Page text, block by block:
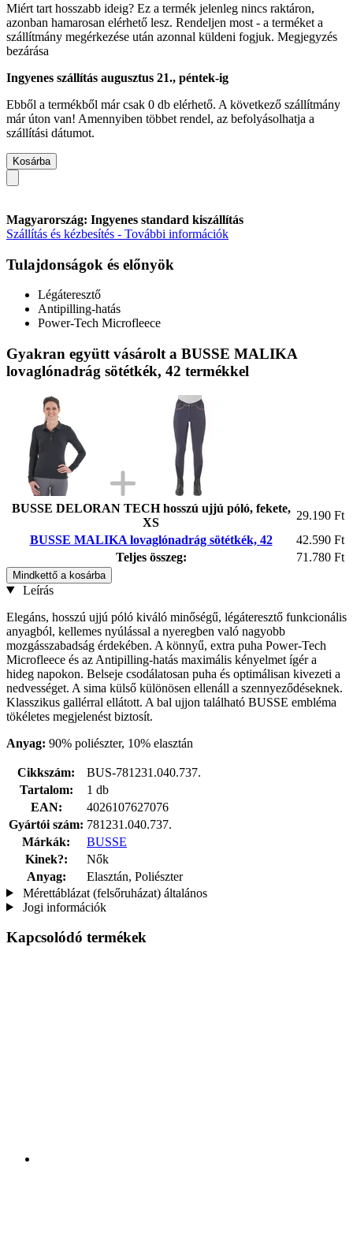
Miért tart hosszabb ideig? Ez a termék jelenleg nincs raktáron,
azonban hamarosan elérhető lesz. Rendeljen most - a terméket a
szállítmány megérkezése után azonnal küldeni fogjuk. Megjegyzés
bezárása
Ingyenes szállítás augusztus 21., péntek-ig
Ebből a termékből már csak 0 db elérhető. A következő szállítmány
már úton van! Amennyiben többet rendel, az befolyásolhatja a
szállítási dátumot.
Kosárba
Magyarország: Ingyenes standard kiszállítás
Szállítás és kézbesítés - További információk
Tulajdonságok és előnyök
Légáteresztő
Antipilling-hatás
Power-Tech Microfleece
Gyakran együtt vásárolt a BUSSE MALIKA
lovaglónadrág sötétkék, 42 termékkel
BUSSE DELORAN TECH hosszú ujjú póló, fekete,
XS
29.190 Ft
BUSSE MALIKA lovaglónadrág sötétkék, 42
42.590 Ft
Teljes összeg:
71.780 Ft
Mindkettő a kosárba
Leírás
Elegáns, hosszú ujjú póló kiváló minőségű, légáteresztő funkcionális
anyagból, kellemes nyúlással a nyeregben való nagyobb
mozgásszabadság érdekében. A könnyű, extra puha Power-Tech
Microfleece és az Antipilling-hatás maximális kényelmet ígér a
hideg napokon. Belseje csodálatosan puha és optimálisan kivezeti a
nedvességet. A sima külső különösen ellenáll a szennyeződéseknek.
Klasszikus gallérral ellátott. A bal ujjon található BUSSE embléma
tökéletes megjelenést biztosít.
Anyag: 90% poliészter, 10% elasztán
Cikkszám:
BUS-781231.040.737.
Tartalom:
1 db
EAN:
4026107627076
Gyártói szám: 781231.040.737.
Márkák:
BUSSE
Kinek?:
Nők
Anyag:
Elasztán, Poliészter
Mérettáblázat (felsőruházat) általános
Jogi információk
Kapcsolódó termékek